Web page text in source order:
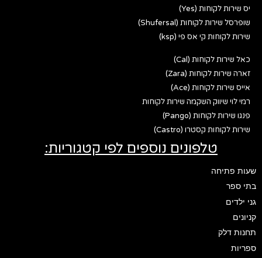
יס שירות לקוחות (Yes)
שופרסל שירות לקוחות (Shufersal)
שירות לקוחות קי אס פי (ksp)
כאל שירות לקוחות (Cal)
זארה שירות לקוחות (Zara)
אייס שירות לקוחות (Ace)
רמי לוי שיווק השקמה שירות לקוחות
פנגו שירות לקוחות (Pango)
שירות לקוחות קסטרו (Castro)
טלפונים נוספים לפי קטגוריות:
שעות פתיחה
בתי ספר
גני ילדים
קניונים
תחנות דלק
ספריות